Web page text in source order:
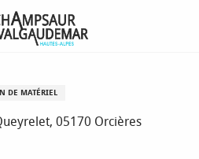
DE MATÉRIEL
05170 Orcières